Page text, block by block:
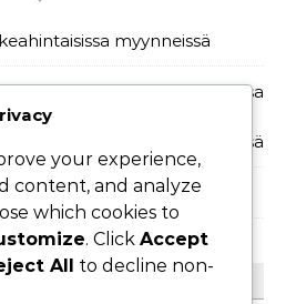
myynneissä
korkeahintaisissa
myynneissä
myynneille
your experience,
content, and analyze
which cookies to
. Click Accept
All to decline non-